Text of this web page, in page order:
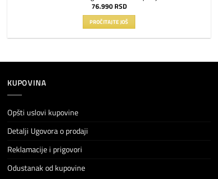
76.990 RSD
PROČITAJTE JOŠ
KUPOVINA
Opšti uslovi kupovine
Detalji Ugovora o prodaji
Reklamacije i prigovori
Odustanak od kupovine